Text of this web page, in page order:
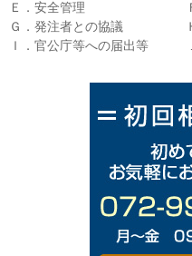
Ｅ．安全管理 Ｆ．下
Ｇ．発注者との協議 Ｈ
Ｉ．官公庁等への届出等 Ｊ